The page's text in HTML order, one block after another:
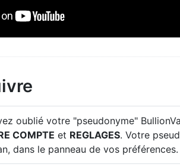
oublié votre "pseudonyme"
COMPTE et REGLAGES. Votre
dans le panneau de vos préférences.